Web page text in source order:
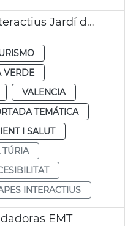
Mapes accesibles e interactius Jardí del Túria
VERDE
VALENCIA
TEMÁTICA
I SALUT
INTERACTIUS
EMT